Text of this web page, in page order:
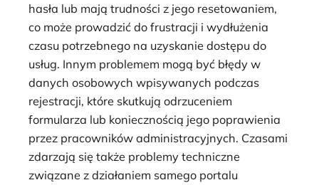
hasła lub mają trudności z jego resetowaniem,
co może prowadzić do frustracji i wydłużenia
czasu potrzebnego na uzyskanie dostępu do
usług. Innym problemem mogą być błędy w
danych osobowych wpisywanych podczas
rejestracji, które skutkują odrzuceniem
formularza lub koniecznością jego poprawienia
przez pracowników administracyjnych. Czasami
zdarzają się także problemy techniczne
związane z działaniem samego portalu